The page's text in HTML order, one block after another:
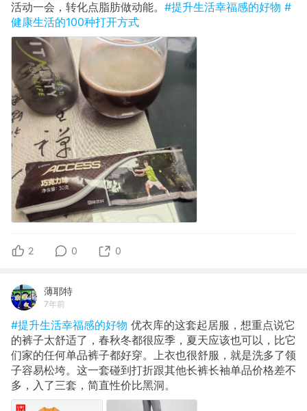
​活动一会，转化点脂肪做动能。 #提升生活幸福感的好物 #
健康生活的100种打开方式
2 0 0
薄耶特
7年前
#提升生活幸福感的好物 优衣库的这套起居服，想重点说它
的裤子太舒适了，春秋冬都很应季，夏天应该也可以，比它
们家的任何单品裤子都好穿。上衣也很舒服，就是洗多了领
子容易松垮。这一套碰到打折跟其他长裤长袖单品价格差不
多，入了三套，简直性价比黑洞。